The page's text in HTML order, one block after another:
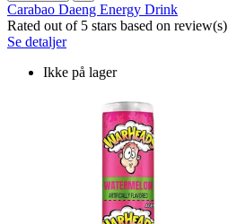
Carabao Daeng Energy Drink
Rated out of 5 stars based on review(s)
Se detaljer
Ikke på lager